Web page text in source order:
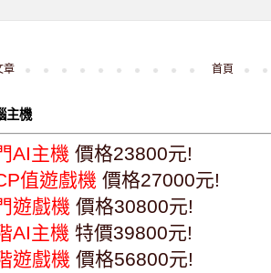
章 首頁
主機
AI主機 價格23800元!
值遊戲機 價格27000元!
遊戲機 價格30800元!
AI主機 特價39800元!
遊戲機 價格56800元!